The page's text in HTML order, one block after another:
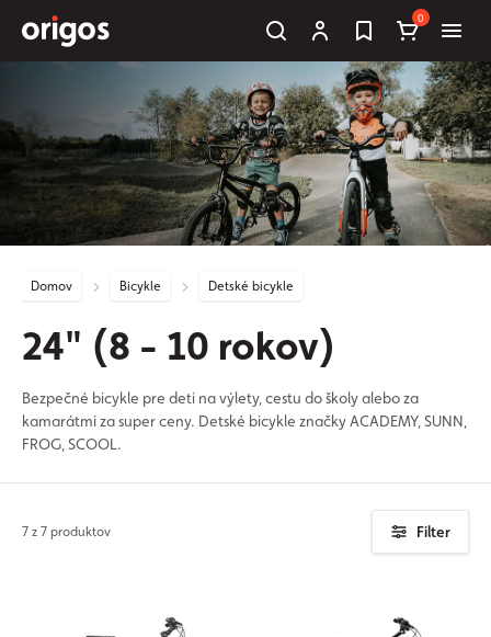
0
Domov Bicykle Detské bicykle
24" (8 - 10 rokov)
Bezpečné bicykle pre deti na výlety, cestu do školy alebo za
kamarátmi za super ceny. Detské bicykle značky ACADEMY, SUNN,
FROG, SCOOL.
7 z 7 produktov Filter